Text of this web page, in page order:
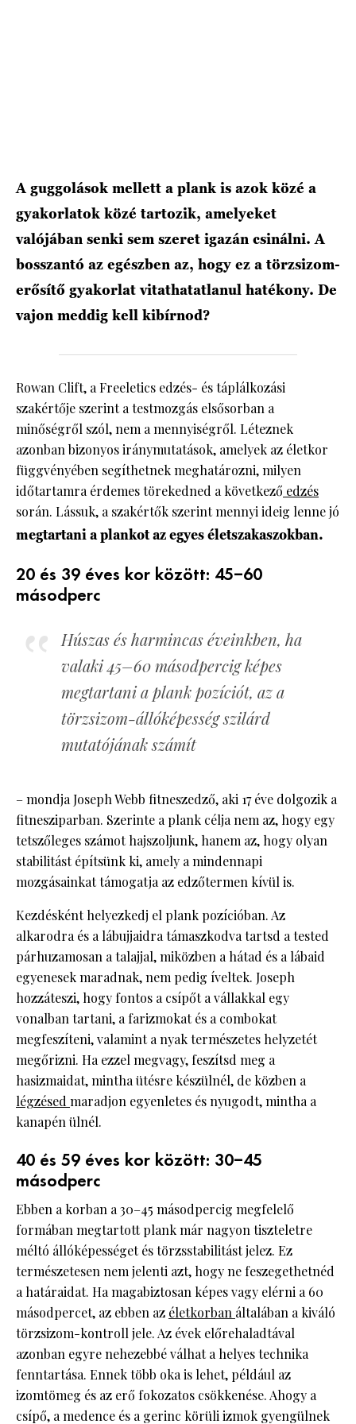
A guggolások mellett a plank is azok közé a
gyakorlatok közé tartozik, amelyeket
valójában senki sem szeret igazán csinálni. A
bosszantó az egészben az, hogy ez a törzsizom-
erősítő gyakorlat vitathatatlanul hatékony. De
vajon meddig kell kibírnod?
Rowan Clift, a Freeletics edzés- és táplálkozási
szakértője szerint a testmozgás elsősorban a
minőségről szól, nem a mennyiségről. Léteznek
azonban bizonyos iránymutatások, amelyek az életkor
függvényében segíthetnek meghatározni, milyen
időtartamra érdemes törekedned a következő edzés
során. Lássuk, a szakértők szerint mennyi ideig lenne jó
megtartani a plankot az egyes életszakaszokban.
20 és 39 éves kor között: 45–60
másodperc
Húszas és harmincas éveinkben, ha
valaki 45–60 másodpercig képes
megtartani a plank pozíciót, az a
törzsizom-állóképesség szilárd
mutatójának számít
– mondja Joseph Webb fitneszedző, aki 17 éve dolgozik a
fitnesziparban. Szerinte a plank célja nem az, hogy egy
tetszőleges számot hajszoljunk, hanem az, hogy olyan
stabilitást építsünk ki, amely a mindennapi
mozgásainkat támogatja az edzőtermen kívül is.
Kezdésként helyezkedj el plank pozícióban. Az
alkarodra és a lábujjaidra támaszkodva tartsd a tested
párhuzamosan a talajjal, miközben a hátad és a lábaid
egyenesek maradnak, nem pedig íveltek. Joseph
hozzáteszi, hogy fontos a csípőt a vállakkal egy
vonalban tartani, a farizmokat és a combokat
megfeszíteni, valamint a nyak természetes helyzetét
megőrizni. Ha ezzel megvagy, feszítsd meg a
hasizmaidat, mintha ütésre készülnél, de közben a
légzésed maradjon egyenletes és nyugodt, mintha a
kanapén ülnél.
40 és 59 éves kor között: 30–45
másodperc
Ebben a korban a 30–45 másodpercig megfelelő
formában megtartott plank már nagyon tiszteletre
méltó állóképességet és törzsstabilitást jelez. Ez
természetesen nem jelenti azt, hogy ne feszegethetnéd
a határaidat. Ha magabiztosan képes vagy elérni a 60
másodpercet, az ebben az életkorban általában a kiváló
törzsizom-kontroll jele. Az évek előrehaladtával
azonban egyre nehezebbé válhat a helyes technika
fenntartása. Ennek több oka is lehet, például az
izomtömeg és az erő fokozatos csökkenése. Ahogy a
csípő, a medence és a gerinc körüli izmok gyengülnek